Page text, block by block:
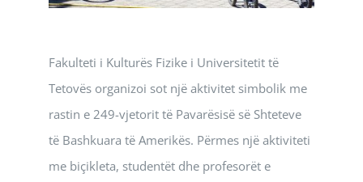
Fakulteti i Kulturës Fizike i Universitetit të
Tetovës organizoi sot një aktivitet simbolik me
rastin e 249-vjetorit të Pavarësisë së Shteteve
të Bashkuara të Amerikës. Përmes një aktiviteti
me biçikleta, studentët dhe profesorët e